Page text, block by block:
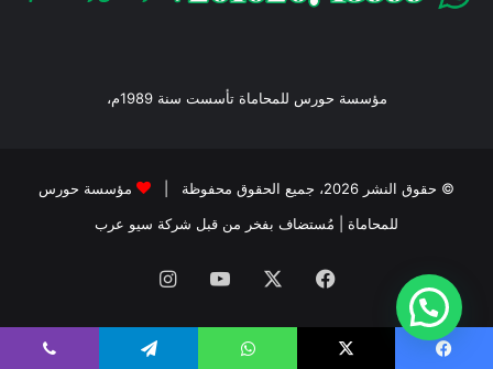
مؤسسة حورس للمحاماة تأسست سنة 1989م،
© حقوق النشر 2026، جميع الحقوق محفوظة |
مؤسسة حورس
للمحاماة
| مُستضاف بفخر من قبل شركة سيو عرب
فيسبوك ‫YouTubeانستقرام